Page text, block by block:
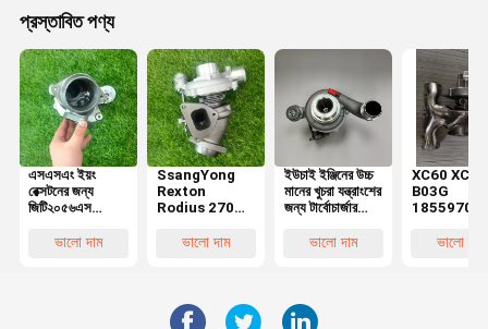
প্রস্তাবিত পণ্য
এসএসএং ইয়ং
রেক্সটনের জন্য
জিটি২০৫৬এস
৭৪২২৮৯-০০০১
ভালো দাম
SsangYong
Rexton
Rodius 270
D27DT 2005
742289-001
ভালো দাম
ইউচাই ইঞ্জিনের উচ্চ
মানের খুচরা যন্ত্রাংশের
জন্য টার্বোচার্জার
1118100-
ভালো দাম
XC60 XC90
B03G
ক্রস কান্ট্রি
ভালো দাম